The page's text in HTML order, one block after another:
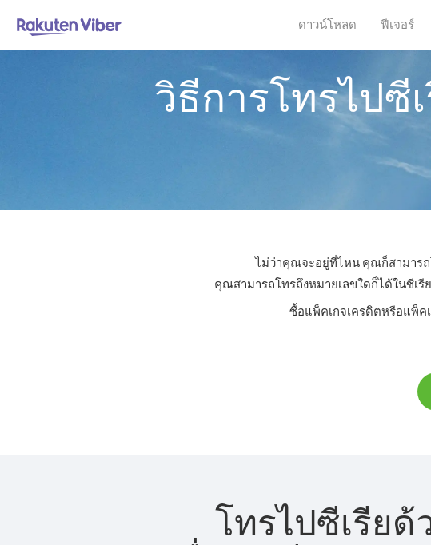
ดาวน์โหลด ฟีเจอร์
วิธีการโทรไปซี
ไม่ว่าคุณจะอยู่ที่ไหน คุณก็สามารถ
คุณสามารถโทรถึงหมายเลขใดก็ได้ในซีเ
ซื้อแพ็คเกจเครดิตหรือแพ็ค
โทรไปซีเรียด้